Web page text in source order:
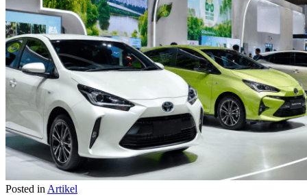
Posted in Artikel